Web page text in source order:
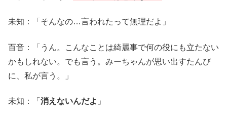
未知：「そんなの…言われたって無理だよ」
百音：「うん。こんなことは綺麗事で何の役にも立たない
かもしれない。でも言う。みーちゃんが思い出すたんび
に、私が言う。」
未知：「 消えないんだよ 」